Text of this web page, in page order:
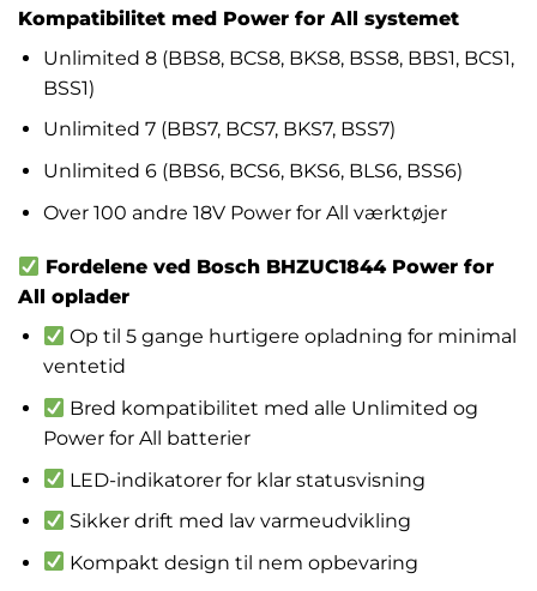
Kompatibilitet med Power for All systemet
Unlimited 8 (BBS8, BCS8, BKS8, BSS8, BBS1, BCS1,
BSS1)
Unlimited 7 (BBS7, BCS7, BKS7, BSS7)
Unlimited 6 (BBS6, BCS6, BKS6, BLS6, BSS6)
Over 100 andre 18V Power for All værktøjer
Fordelene ved Bosch BHZUC1844 Power for
All oplader
Op til 5 gange hurtigere opladning for minimal
ventetid
Bred kompatibilitet med alle Unlimited og
Power for All batterier
LED-indikatorer for klar statusvisning
Sikker drift med lav varmeudvikling
Kompakt design til nem opbevaring